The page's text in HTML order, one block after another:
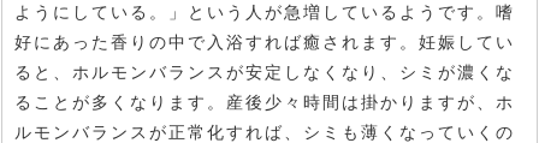
ようにしている。」という人が急増しているようです。嗜
好にあった香りの中で入浴すれば癒されます。妊娠してい
ると、ホルモンバランスが安定しなくなり、シミが濃くな
ることが多くなります。産後少々時間は掛かりますが、ホ
ルモンバランスが正常化すれば、シミも薄くなっていくの